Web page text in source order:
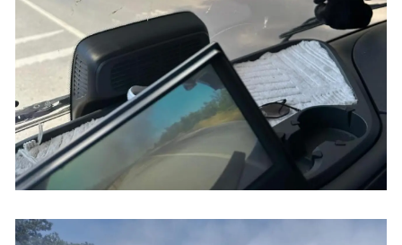
Siirt
Sinop
Sivas
Tekirdağ
Tokat